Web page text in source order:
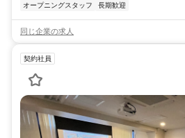
オープニングスタッフ
長期歓迎
同じ企業の求人
契約社員